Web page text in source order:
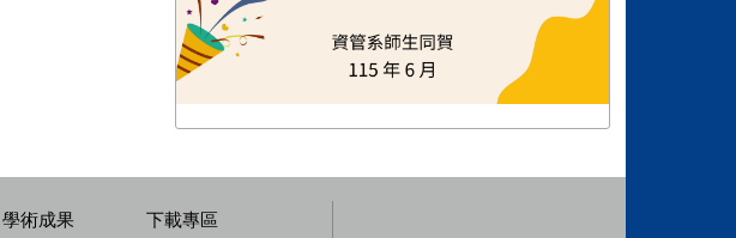
學術成果 下載專區